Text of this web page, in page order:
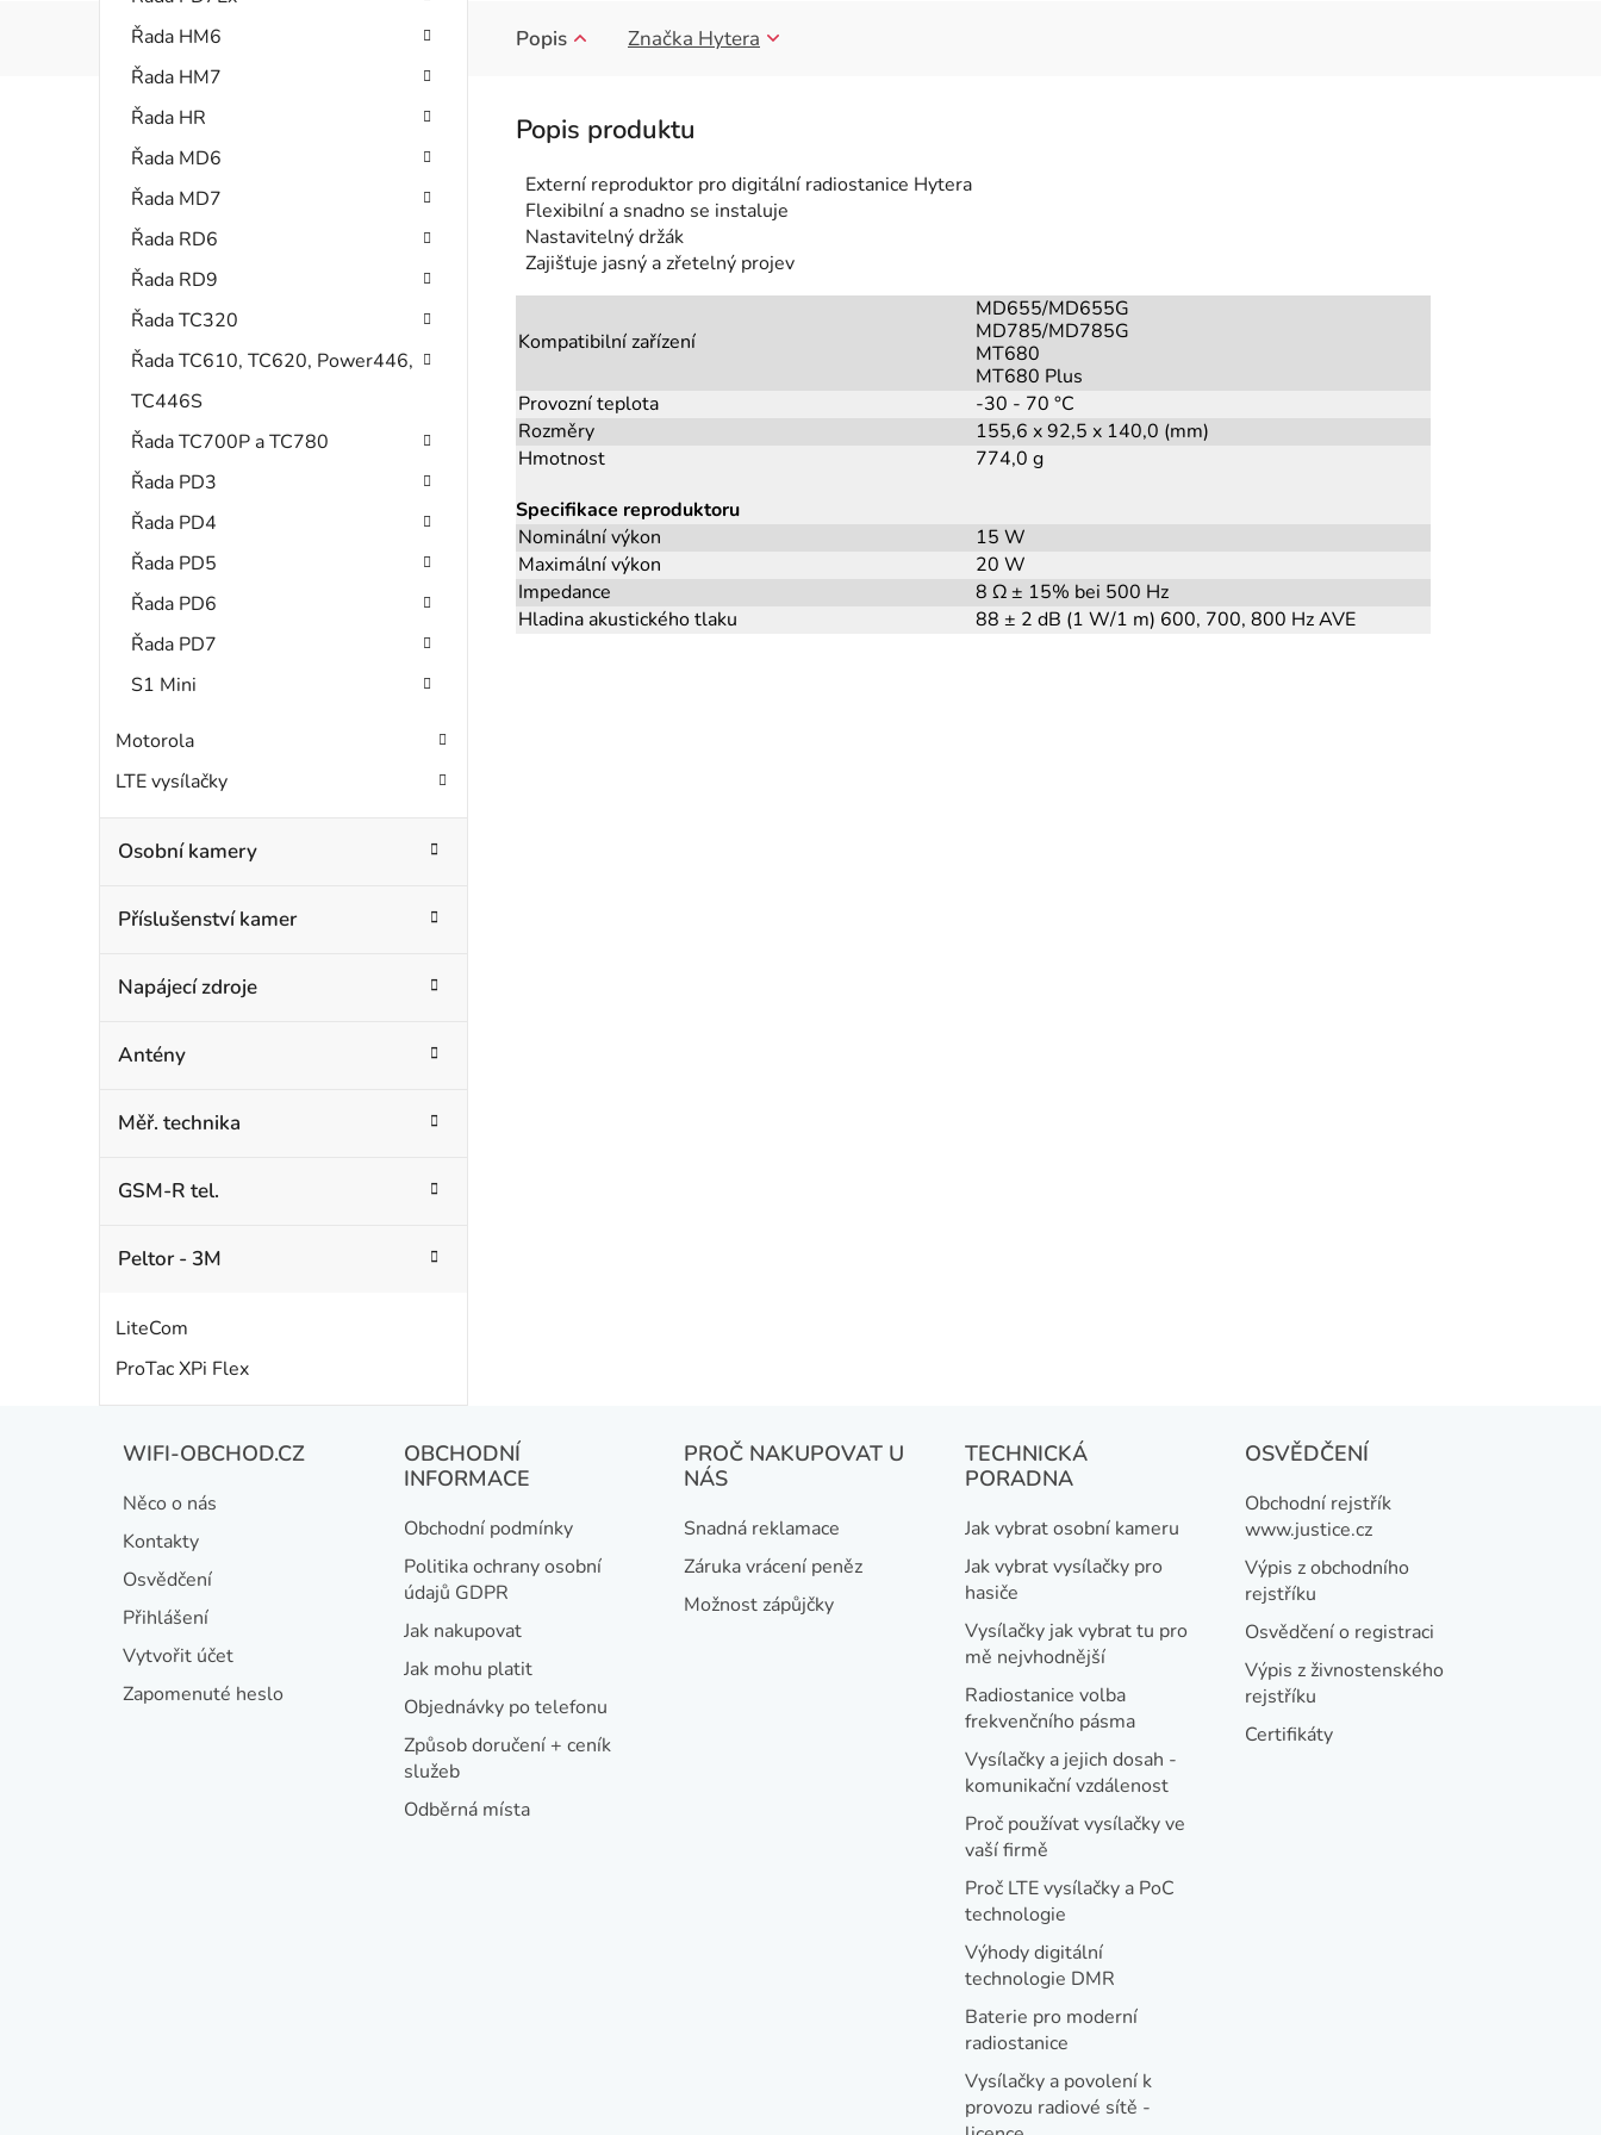
Řada HM6
Řada HM7
Řada HR
Řada MD6
Řada MD7
Řada RD6
Řada RD9
Řada TC320
Řada TC610, TC620, Power446,
TC446S
Řada TC700P a TC780
Řada PD3
Řada PD4
Řada PD5
Řada PD6
Řada PD7
S1 Mini
Motorola
LTE vysílačky
Osobní kamery
Příslušenství kamer
Napájecí zdroje
Antény
Měř. technika
GSM-R tel.
Peltor - 3M
LiteCom
ProTac XPi Flex
Popis Značka Hytera
Externí reproduktor pro digitální radiostanice Hytera
Flexibilní a snadno se instaluje
Nastavitelný držák
Zajišťuje jasný a zřetelný projev
Kompatibilní zařízení
MD655/MD655G
MD785/MD785G
MT680
MT680 Plus
Provozní teplota
-30 - 70 °C
Rozměry
155,6 x 92,5 x 140,0 (mm)
Hmotnost
774,0 g
Specifikace reproduktoru
Nominální výkon
15 W
Maximální výkon
20 W
Impedance
8 Ω ± 15% bei 500 Hz
Hladina akustického tlaku
88 ± 2 dB (1 W/1 m) 600, 700, 800 Hz AVE
WIFI-OBCHOD.CZ
Něco o nás
Kontakty
Osvědčení
Přihlášení
Vytvořit účet
Zapomenuté heslo
OBCHODNÍ
INFORMACE
Obchodní podmínky
Politika ochrany osobní
údajů GDPR
Jak nakupovat
Jak mohu platit
Objednávky po telefonu
Způsob doručení + ceník
služeb
Odběrná místa
PROČ NAKUPOVAT U
NÁS
Snadná reklamace
Záruka vrácení peněz
Možnost zápůjčky
TECHNICKÁ
PORADNA
Jak vybrat osobní kameru
Jak vybrat vysílačky pro
hasiče
Vysílačky jak vybrat tu pro
mě nejvhodnější
Radiostanice volba
frekvenčního pásma
Vysílačky a jejich dosah -
komunikační vzdálenost
Proč používat vysílačky ve
vaší firmě
Proč LTE vysílačky a PoC
technologie
Výhody digitální
technologie DMR
Baterie pro moderní
radiostanice
Vysílačky a povolení k
provozu radiové sítě -
OSVĚDČENÍ
Obchodní rejstřík
www.justice.cz
Výpis z obchodního
rejstříku
Osvědčení o registraci
Výpis z živnostenského
rejstříku
Certifikáty